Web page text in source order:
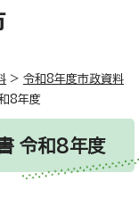
> 令和8年度市政資料
8年度
令和8年度